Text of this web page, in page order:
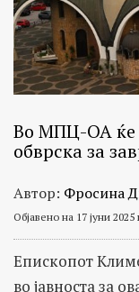
Во МПЦ-ОА ќе
обврска за
Автор: Фросина
Објавено на 17 јуни 2025
Епископот
во јавноста за